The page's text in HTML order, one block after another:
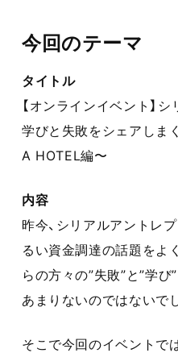
今回のテーマ
タイトル
【オンラインイベント】
学びと失敗をシェアしま
A HOTEL編〜
内容
昨今、シリアルアントレ
るい資金調達の話題をよ
らの方々の”失敗”と”学
あまりないのではないで
そこで今回のイベントで